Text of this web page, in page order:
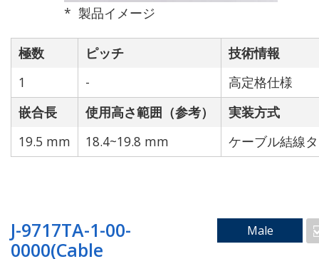
有 無
リセット
製品イメージ
極数 ピッチ
技術情報
1
-
高定格仕様
嵌合長
使用高さ範囲（参考）
実装方式
19.5 mm
18.4~19.8 mm ケーブル結線
J-9717TA-1-00-
0000(Cable
Male